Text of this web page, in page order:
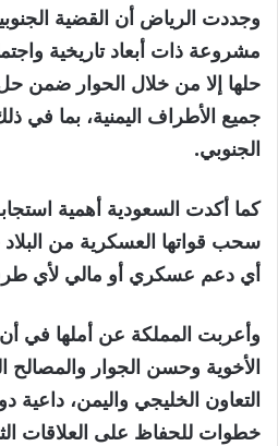
وجددت الرياض أن القضية
مشروعة ذات أبعاد تاريخية
حلها إلا من خلال الحوار
جميع الأطراف اليمنية، بما في
الجنوبي.
كما أكدت السعودية أهمية
أي دعم عسكري أو مالي لأي
وأعربت المملكة عن أملها في
الأخوية وحسن الجوار
التعاون الخليجي واليمن، داعية
خطوات للحفاظ على العلاقات